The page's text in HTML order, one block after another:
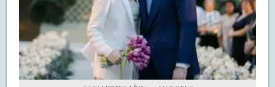
S.O.S CASADAS
FALE COM O SAY I DO